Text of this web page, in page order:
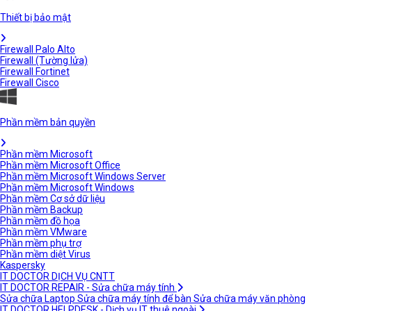
Thiết bị bảo mật
Firewall Palo Alto
Firewall (Tường lửa)
Firewall Fortinet
Firewall Cisco
Phần mềm bản quyền
Phần mềm Microsoft
Phần mềm Microsoft Office
Phần mềm Microsoft Windows Server
Phần mềm Microsoft Windows
Phần mềm Cơ sở dữ liệu
Phần mềm Backup
Phần mềm đồ họa
Phần mềm VMware
Phần mềm phụ trợ
Phần mềm diệt Virus
Kaspersky
IT DOCTOR DỊCH VỤ CNTT
IT DOCTOR REPAIR - Sửa chữa máy tính
Sửa chữa Laptop Sửa chữa máy tính để bàn Sửa chữa máy văn phòng